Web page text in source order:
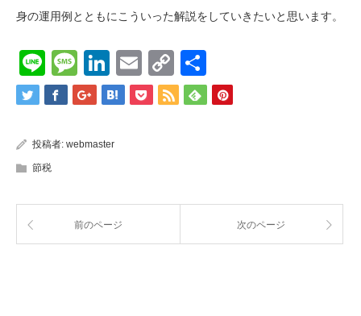
身の運用例とともにこういった解説をしていきたいと思います。
LineMessage
LinkedIn
Email
Copy
Link
有
投稿者: webmaster
節税
前のページ 次のページ